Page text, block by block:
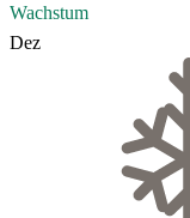
Wachstum
Dez